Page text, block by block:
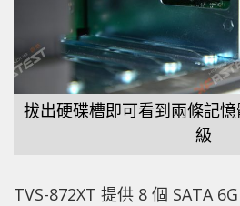
拔出硬碟槽即可看到兩條記
級
TVS-872XT 提供 8 個 SATA